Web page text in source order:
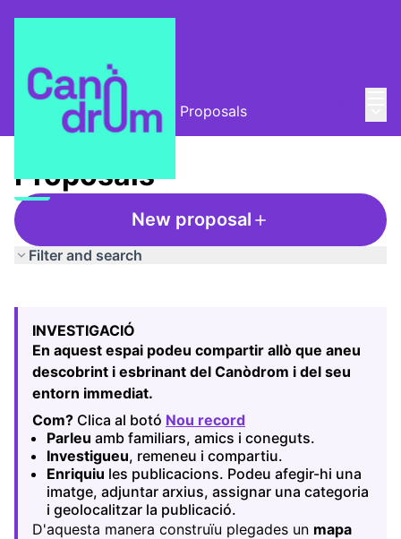
L'Alzina i el Canòdrom Proposals
Proposals
New proposal
Filter and search
−
INVESTIGACIÓ
En aquest espai podeu compartir allò que aneu
descobrint i esbrinant del Canòdrom i del seu
entorn immediat.
Com? Clica al botó Nou record
(Opens in new tab)
Parleu amb familiars, amics i coneguts.
Investigueu, remeneu i compartiu.
Enriquiu les publicacions. Podeu afegir-hi una
imatge, adjuntar arxius, assignar una categoria
i geolocalitzar la publicació.
D'aquesta manera construïu plegades un mapa